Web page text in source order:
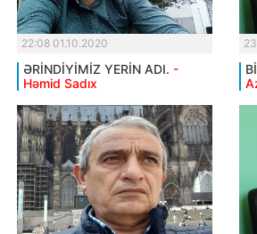
22:08 01.10.2020
ƏRİNDİYİMİZ YERİN ADI. -
Həmid Sadıx